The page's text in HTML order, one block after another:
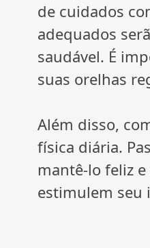
de cuidados
adequados
saudável. É
suas orelhas
Além disso,
física diária.
mantê-lo feliz
estimulem seu